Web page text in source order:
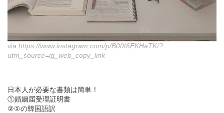
via https://www.instagram.com/p/B0lX6EKHaTK/?
utm_source=ig_web_copy_link
日本人が必要な書類は簡単！
①婚姻届受理証明書
②①の韓国語訳